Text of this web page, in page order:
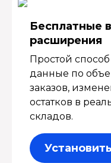
Бесплатные
расширения
Простой
данные по
заказов,
остатков в
складов.